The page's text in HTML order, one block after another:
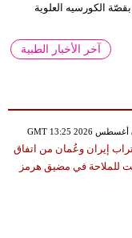
الكورسيه العلوية
آخر الأخبار الطبية
إيران وعُمان من اتفاق
للملاحة في مضيق هرمز